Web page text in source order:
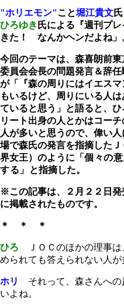
"ホリエモン"こと堀江貴文
ひろゆき 氏による『週刊プ
きた！ なんかヘンだよね」
今回のテーマは、森喜朗前
委員会会長の問題発言＆辞任
が「『森の周りにはイエス
もいるけど、周りにいる人
ていると思う」と語ると、
リート出身の人とかはコー
人が多いと思うので、偉い
場で森氏の発言を指摘した
界女王）のように「 個々の
する」
と指摘した。
※この記事は、２月２２日発
に掲載されたものです。
＊ ＊ ＊
ひろ ＪＯＣのほかの理事は
められても答えられない人が
ホリ
それって、森さんへの
いよね。